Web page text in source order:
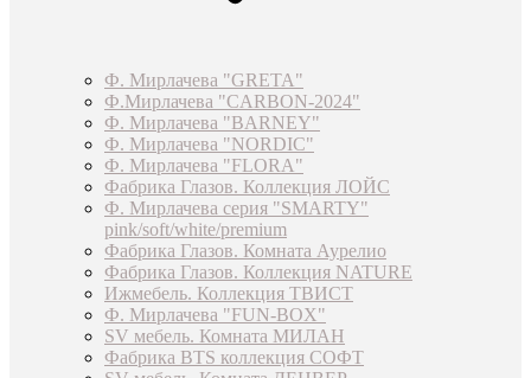
Ф. Мирлачева "GRETA"
Ф.Мирлачева "CARBON-2024"
Ф. Мирлачева "BARNEY"
Ф. Мирлачева "NORDIC"
Ф. Мирлачева "FLORA"
Фабрика Глазов. Коллекция ЛОЙС
Ф. Мирлачева серия "SMARTY"
pink/soft/white/premium
Фабрика Глазов. Комната Аурелио
Фабрика Глазов. Коллекция NATURE
Ижмебель. Коллекция ТВИСТ
Ф. Мирлачева "FUN-BOX"
SV мебель. Комната МИЛАН
Фабрика BTS коллекция СОФТ